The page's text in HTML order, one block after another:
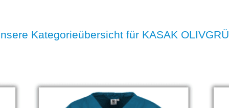
Kategorieübersicht für KASAK